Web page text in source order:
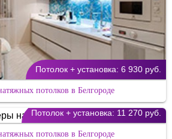
Потолок + установка: 6 930 руб.
потолков в Белгороде
Потолок + установка: 11 270 руб.
потолков в Белгороде